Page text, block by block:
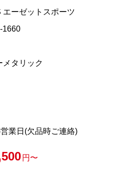
エーゼットスポーツ
1660
メタリック
業日(欠品時ご連絡)
円〜